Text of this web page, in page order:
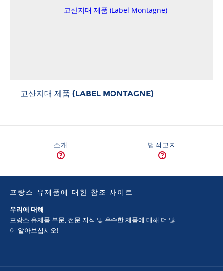
고산지대 제품 (LABEL MONTAGNE)
소개 법적고지
프랑스 유제품에 대한 참조 사이트
우리에 대해
프랑스 유제품 부문, 전문 지식 및 우수한 제품에 대해 더 많
이 알아보십시오!